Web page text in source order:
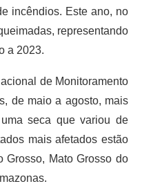
incêndios. Este ano, no
representando
a 2023.
de Monitoramento
de maio a agosto, mais
seca que variou de
mais afetados estão
Grosso, Mato Grosso do